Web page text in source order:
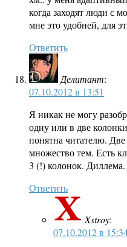
когда заходят люди с
мне это удобней, для
Ответить
Делитант:
07.10.2012 в 13:51
Я никак не могу
одну или в две
понятна читателю.
множество тем. Есть
3 (!) колонок. Диллема.
Ответить
Xstroy:
07.10.2012 в